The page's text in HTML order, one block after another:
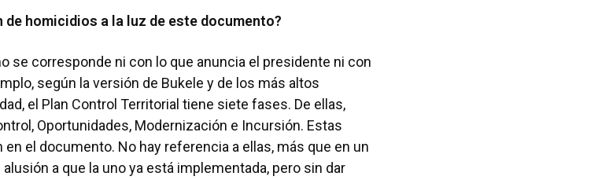
homicidios a la luz de este documento?
se corresponde ni con lo que anuncia el presidente ni con
según la versión de Bukele y de los más altos
el Plan Control Territorial tiene siete fases. De ellas,
Oportunidades, Modernización e Incursión. Estas
el documento. No hay referencia a ellas, más que en un
a que la uno ya está implementada, pero sin dar